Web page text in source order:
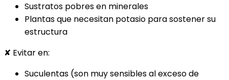
Sustratos pobres en minerales
Plantas que necesitan potasio para sostener su
estructura
✘ Evitar en:
Suculentas (son muy sensibles al exceso de